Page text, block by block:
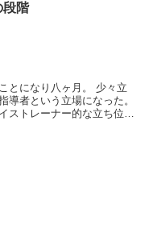
段階
とになり八ヶ月。 少々立
導者という立場になった。
ストレーナー的な立ち位置